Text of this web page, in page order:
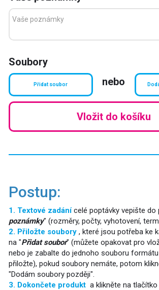
Soubory
Přidat soubor nebo
Vložit do košíku
Postup:
1. Textové zadání celé poptávky vepište do
poznámky" (rozměry, počty, vyhotovení,
2. Přiložte soubory , které jsou potřeba ke
na "Přidat soubor" (můžete opakovat pro
nebo je zabalte do jednoho souboru
přiložte), pokud soubory nemáte, potom
"Dodám soubory později".
3. Dokončete produkt a klikněte na tlačítko